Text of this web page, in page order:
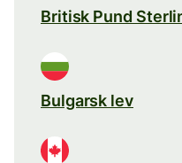
Britisk Pund
Bulgarsk lev